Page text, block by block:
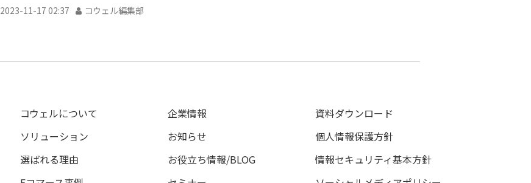
2023-11-17 02:37 コウェル編集部
コウェルについて
ソリューション
選ばれる理由
企業情報
お知らせ
お役立ち情報/BLOG
資料ダウンロード
個人情報保護方針
情報セキュリティ基本方針